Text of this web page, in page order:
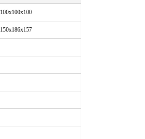
100x100x100
150x186x157